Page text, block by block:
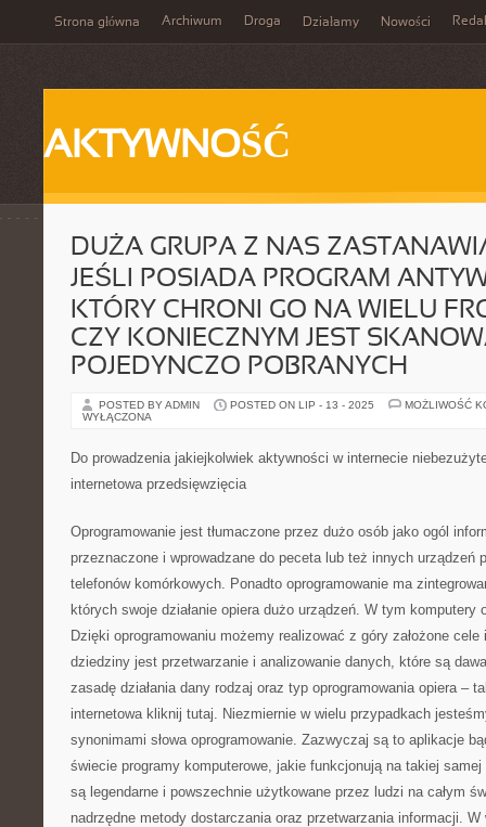
Strona główna Archiwum Droga Działamy Nowości
AKTYWNOŚĆ
DUŻA GRUPA Z NAS
JEŚLI POSIADA PROGRAM
KTÓRY CHRONI GO NA WIELU
CZY KONIECZNYM JEST
POJEDYNCZO POBRANYCH
POSTED BY ADMIN POSTED ON LIP - 13 - 2025
MOŻLIWOŚĆ
WYŁĄCZONA
Do prowadzenia jakiejkolwiek aktywności w internecie
internetowa przedsięwzięcia
Oprogramowanie jest tłumaczone przez dużo osób jako ogól
przeznaczone i wprowadzane do peceta lub też innych urządzeń
telefonów komórkowych. Ponadto oprogramowanie ma
których swoje działanie opiera dużo urządzeń. W tym komputery
Dzięki oprogramowaniu możemy realizować z góry założone
dziedziny jest przetwarzanie i analizowanie danych, które są
zasadę działania dany rodzaj oraz typ oprogramowania opiera –
internetowa kliknij tutaj. Niezmiernie w wielu przypadkach
synonimami słowa oprogramowanie. Zazwyczaj są to aplikacje
świecie programy komputerowe, jakie funkcjonują na takiej
są legendarne i powszechnie użytkowane przez ludzi na całym
nadrzędne metody dostarczania oraz przetwarzania informacji. W